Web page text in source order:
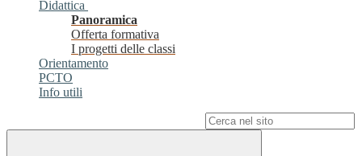
Didattica
Panoramica
Offerta formativa
I progetti delle classi
Orientamento
PCTO
Info utili